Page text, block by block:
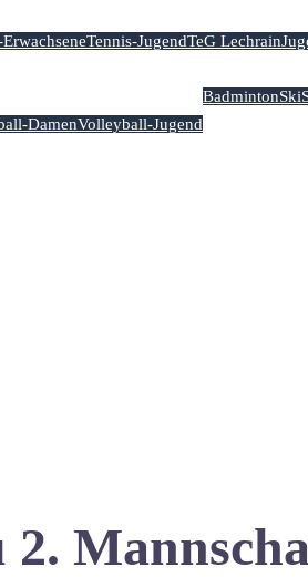
Tennis-JugendTeG Lechrain
DamenVolleyball-Jugend
BadmintonSki
2.